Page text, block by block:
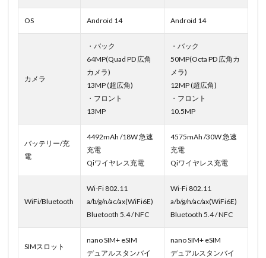
OS Android 14 Android 14
カメラ
・バック
64MP(Quad PD 広角
カメラ)
13MP (超広角)
・フロント
13MP
・バック
50MP(Octa PD 広角カ
メラ)
12MP (超広角)
・フロント
10.5MP
バッテリー/充
電
4492mAh /18W 急速
充電
Qiワイヤレス充電
4575mAh /30W 急速
充電
Qiワイヤレス充電
WiFi/Bluetooth
Wi-Fi 802.11
a/b/g/n/ac/ax(WiFi6E)
Bluetooth 5.4 / NFC
Wi-Fi 802.11
a/b/g/n/ac/ax(WiFi6E)
Bluetooth 5.4 / NFC
SIMスロット
nano SIM+ eSIM
デュアルスタンバイ
nano SIM+ eSIM
デュアルスタンバイ